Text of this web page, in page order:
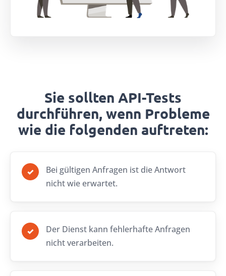
Sie sollten API-Tests
durchführen, wenn Probleme
wie die folgenden auftreten:
✓
Bei gültigen Anfragen ist die Antwort
nicht wie erwartet.
✓
Der Dienst kann fehlerhafte Anfragen
nicht verarbeiten.